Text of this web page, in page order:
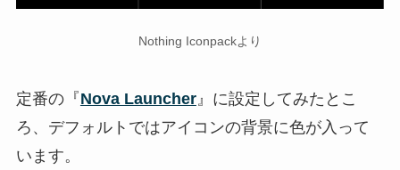
Nothing Iconpackより
定番の『Nova Launcher』に設定してみたとこ
ろ、デフォルトではアイコンの背景に色が入って
います。